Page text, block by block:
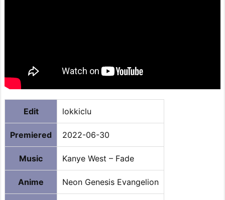
Edit lokkiclu
Premiered 2022-06-30
Music Kanye West – Fade
Anime Neon Genesis Evangelion